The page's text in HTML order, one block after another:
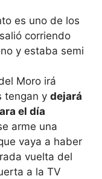
Moro irá
tengan y dejará
el día
arme una
vaya a haber
vuelta del
a la TV